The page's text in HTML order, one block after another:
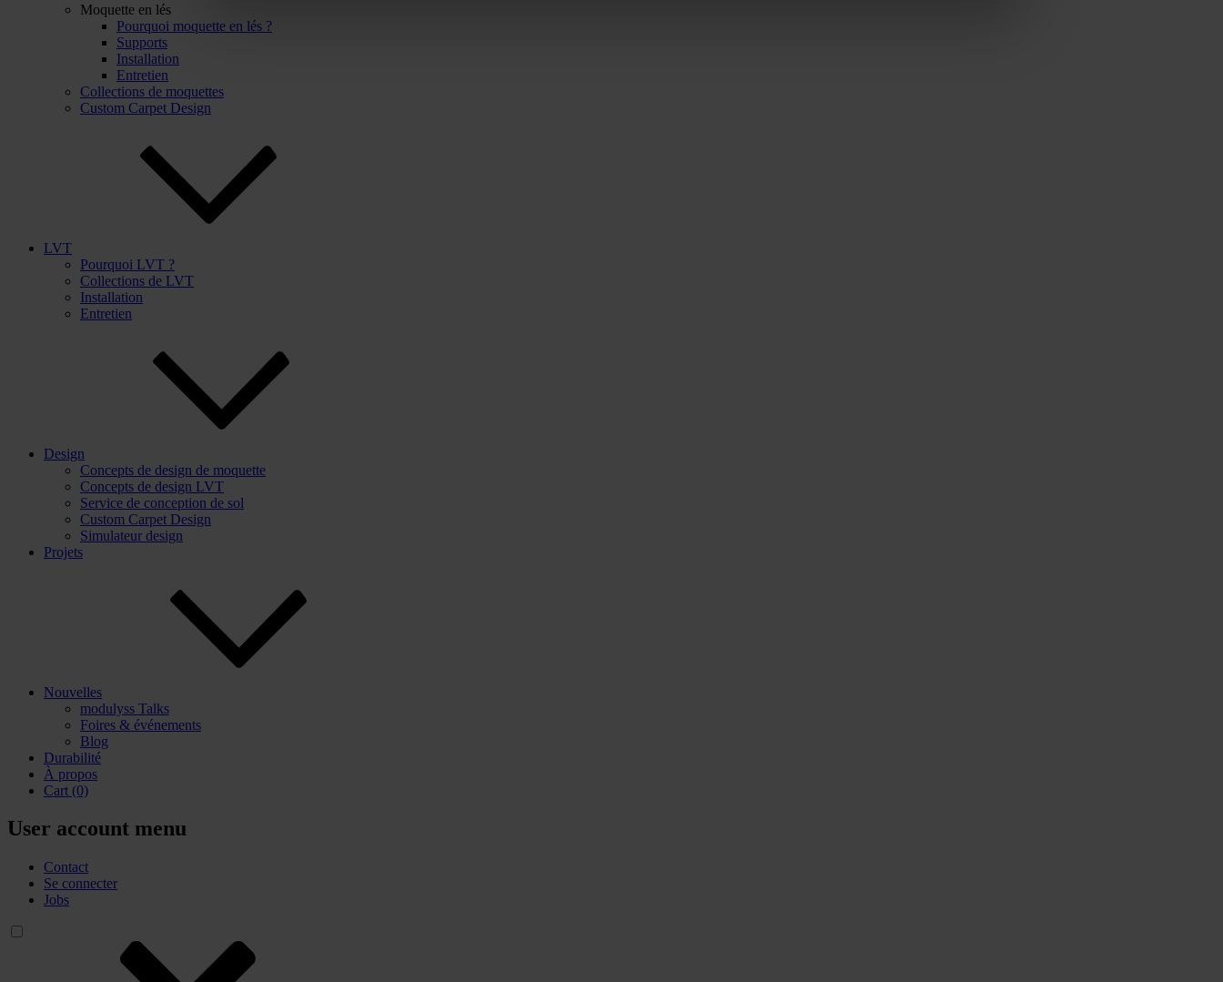
Moquette en lés
Pourquoi moquette en lés ?
Supports
Installation
Entretien
Collections de moquettes
Custom Carpet Design
LVT
Pourquoi LVT ?
Collections de LVT
Installation
Entretien
Design
Concepts de design de moquette
Concepts de design LVT
Service de conception de sol
Custom Carpet Design
Simulateur design
Projets
Nouvelles
modulyss Talks
Foires & événements
Blog
Durabilité
À propos
Cart (0)
User account menu
Contact
Se connecter
Jobs